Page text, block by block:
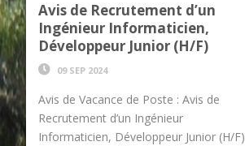
Avis de Recrutement d’un
Ingénieur Informaticien,
Développeur Junior (H/F)
09 SEP 2024
Avis de Vacance de Poste : Avis de
Recrutement d’un Ingénieur
Informaticien, Développeur Junior (H/F)